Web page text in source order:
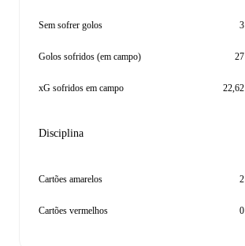
Sem sofrer golos 3
Golos sofridos (em campo) 27
xG sofridos em campo 22,62
Disciplina
Cartões amarelos 2
Cartões vermelhos 0